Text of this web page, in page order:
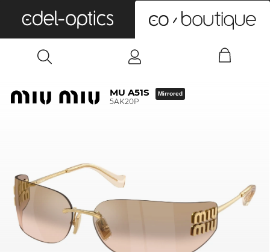
MU A51S
5AK20P
Mirrored